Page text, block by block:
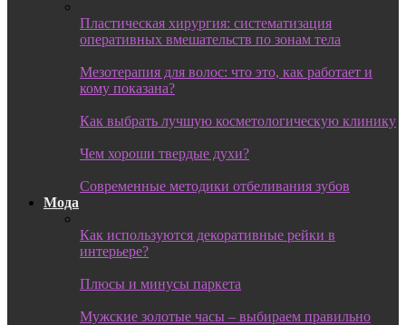
Пластическая хирургия: систематизация
оперативных вмешательств по зонам тела
Мезотерапия для волос: что это, как работает и
кому показана?
Как выбрать лучшую косметологическую клинику
Чем хороши твердые духи?
Современные методики отбеливания зубов
Мода
Как используются декоративные рейки в
интерьере?
Плюсы и минусы паркета
Мужские золотые часы – выбираем правильно